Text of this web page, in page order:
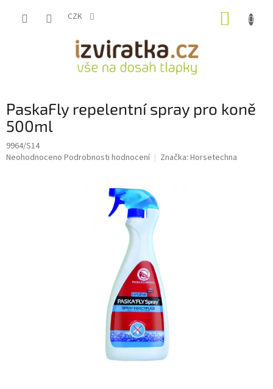
CZK
PaskaFly repelentní spray pro koně
500ml
9964/S14
Průměrné
Neohodnoceno Podrobnosti hodnocení Značka: Horsetechna